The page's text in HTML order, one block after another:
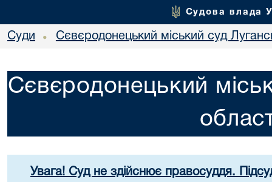
Судова влада
Суди • Сєвєродонецький міський суд
Сєвєродонецький
Увага! Суд не здійснює правосуддя.